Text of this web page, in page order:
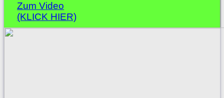
Zum Video
(KLICK HIER)